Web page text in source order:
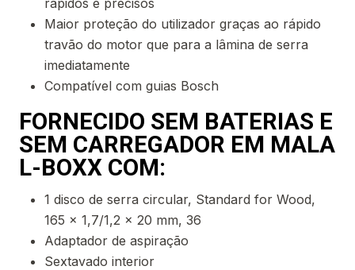
rápidos e precisos
Maior proteção do utilizador graças ao rápido
travão do motor que para a lâmina de serra
imediatamente
Compatível com guias Bosch
FORNECIDO SEM BATERIAS E
SEM CARREGADOR EM MALA
L-BOXX COM:
1 disco de serra circular, Standard for Wood,
165 x 1,7/1,2 x 20 mm, 36
Adaptador de aspiração
Sextavado interior